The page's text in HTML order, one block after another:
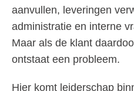
aanvullen, leveringen
administratie en interne
Maar als de klant
ontstaat een probleem.
Hier komt leiderschap